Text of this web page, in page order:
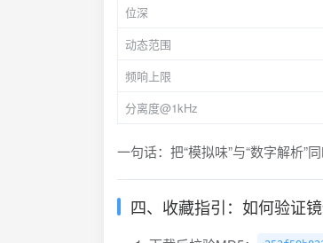
位深
动态范围
频响上限
分离度@1kHz
一句话：把“模拟味”与“数字解析”
四、收藏指引：如何验证